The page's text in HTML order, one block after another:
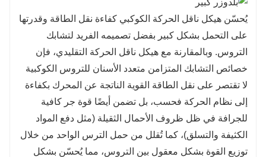
يُحسّن هيكل ناقل الحركة الكوكبي كفاءة نقل الطاقة وقدرتها
على التحمل بشكل كبير بفضل تصميمه الفريد لتشابك
التروس. وبالمقارنة مع هيكل ناقل الحركة التقليدي، فإن
خصائص التشابك المتزامن متعدد الأسنان للتروس الكوكبية
لا تقتصر على نقل الطاقة القوية الناتجة عن المحرك بكفاءة
إلى نظام الحركة فحسب، بل تضمن أيضًا قوة جر كافية
للجرافة في ظل ظروف الأحمال الثقيلة (مثل دفع المواد
الكثيفة والتسلق)، كما تُقلل من حمل الترس الواحد من خلال
توزيع القوة بشكل معقول بين التروس، مما يُحسّن بشكل